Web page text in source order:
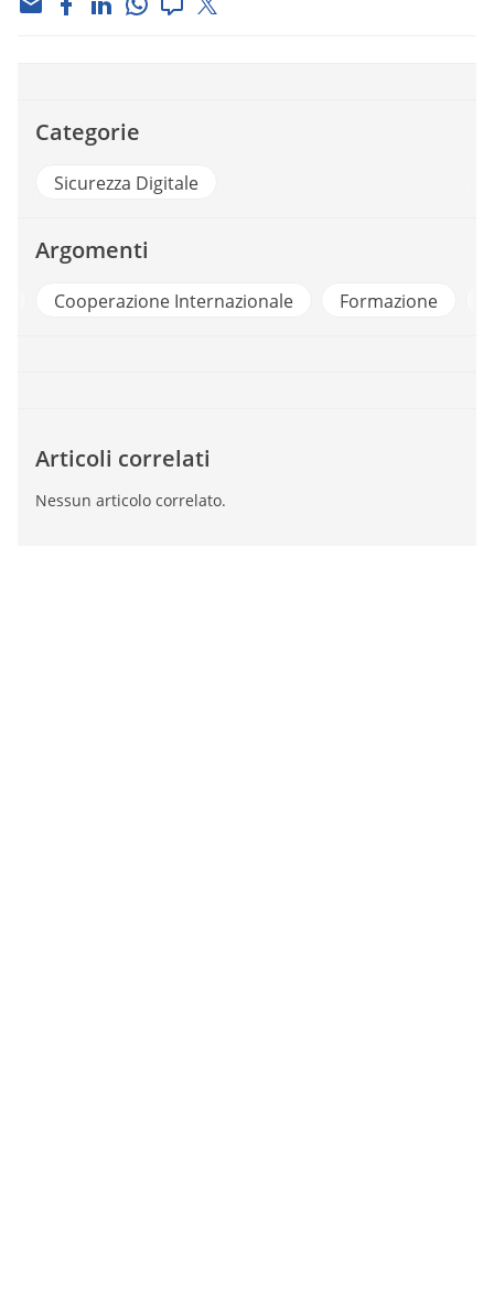
Categorie
Sicurezza Digitale
Argomenti
Internazionale Formazione Internet
Articoli correlati
Nessun articolo correlato.